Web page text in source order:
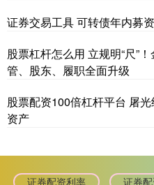
证券交易工具 可转债年内募
股票杠杆怎么用 立规明“尺”
管、股东、履职全面升级
股票配资100倍杠杆平台 屠
资产
证券配资利率 证券